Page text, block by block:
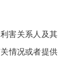
害关系人及其
情况或者提供